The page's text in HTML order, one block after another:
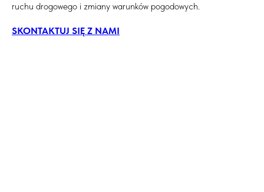
ruchu drogowego i zmiany warunków pogodowych.
SKONTAKTUJ SIĘ Z NAMI